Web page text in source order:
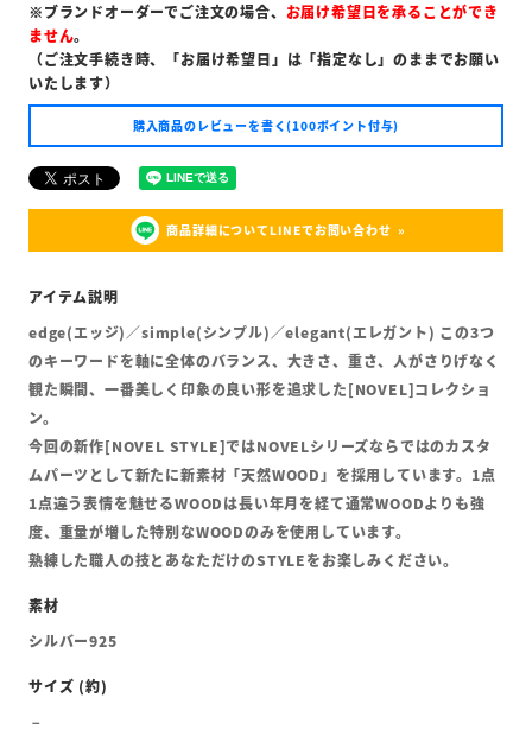
※ブランドオーダーでご注文の場合、 お届け希望日を承ることができ
ません。
（ご注文手続き時、「お届け希望日」は「指定なし」のままでお願い
いたします）
購入商品のレビューを書く(100ポイント付与)
商品詳細についてLINEでお問い合わせ
edge(エッジ)／simple(シンプル)／elegant(エレガント) この3つ
のキーワードを軸に全体のバランス、大きさ、重さ、人がさりげなく
観た瞬間、一番美しく印象の良い形を追求した[NOVEL]コレクショ
ン。
今回の新作[NOVEL STYLE]ではNOVELシリーズならではのカスタ
ムパーツとして新たに新素材「天然WOOD」を採用しています。1点
1点違う表情を魅せるWOODは長い年月を経て通常WOODよりも強
度、重量が増した特別なWOODのみを使用しています。
熟練した職人の技とあなただけのSTYLEをお楽しみください。
シルバー925